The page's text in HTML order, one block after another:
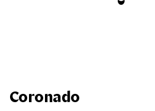
Coronado